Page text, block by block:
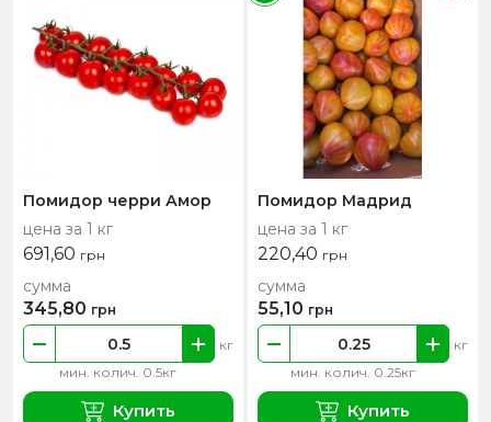
Помидор черри Амор
цена за 1 кг
691,60 грн
мин. колич. 0.5кг
кг
сумма
345,80 грн
Купить
Помидор Мадрид
цена за 1 кг
220,40 грн
мин. колич. 0.25кг
кг
сумма
55,10 грн
Купить